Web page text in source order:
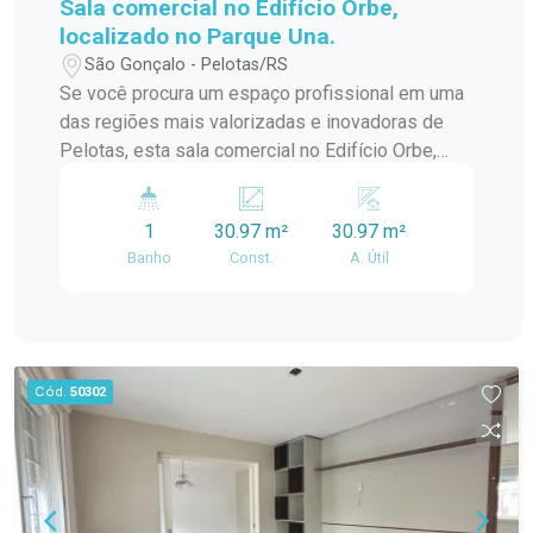
Sala comercial no Edifício Orbe,
localizado no Parque Una.
São Gonçalo - Pelotas/RS
Se você procura um espaço profissional em uma
das regiões mais valorizadas e inovadoras de
Pelotas, esta sala comercial no Edifício Orbe,
imóvel reúne modernidade, excelente iluminação
natural e versatilidade, proporcionando o
ambiente perfeito para empresas que desejam
1
Banho
30.97 m²
Const.
30.97 m²
A. Útil
Cód. 50302